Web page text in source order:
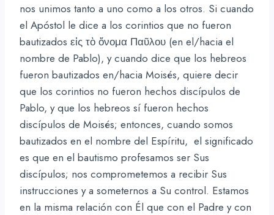
nos unimos tanto a uno como a los otros. Si cuando
el Apóstol le dice a los corintios que no fueron
bautizados εἰς τὸ ὄνομα Παῦλου (en el/hacia el
nombre de Pablo), y cuando dice que los hebreos
fueron bautizados en/hacia Moisés, quiere decir
que los corintios no fueron hechos discípulos de
Pablo, y que los hebreos sí fueron hechos
discípulos de Moisés; entonces, cuando somos
bautizados en el nombre del Espíritu, el significado
es que en el bautismo profesamos ser Sus
discípulos; nos comprometemos a recibir Sus
instrucciones y a someternos a Su control. Estamos
en la misma relación con Él que con el Padre y con